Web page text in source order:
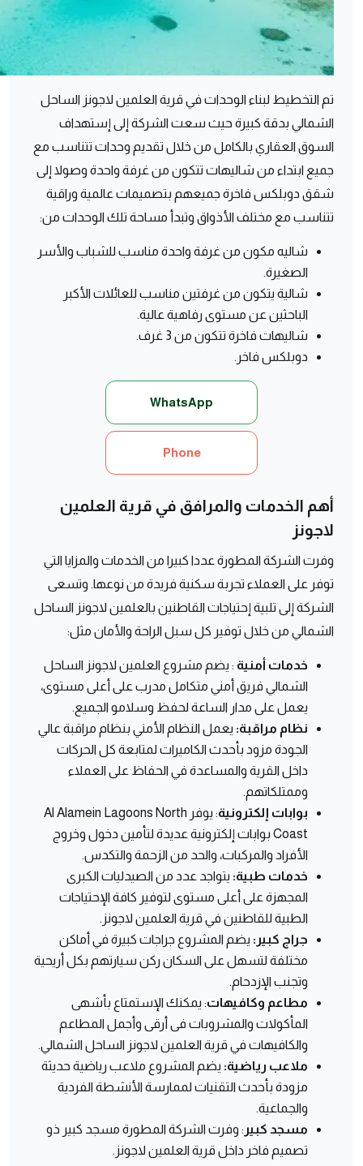
تم التخطيط لبناء الوحدات في قرية العلمين لاجونز الساحل
الشمالي بدقة كبيرة حيث سعت الشركة إلى إستهداف
السوق العقاري بالكامل من خلال تقديم وحدات تتناسب مع
جميع ابتداء من شاليهات تتكون من غرفة واحدة وصولا إلى
شقق دوبلكس فاخرة جميعهم بتصميمات عالمية وراقية
تتناسب مع مختلف الأذواق وتبدأ مساحة تلك الوحدات من:
شاليه مكون من غرفة واحدة مناسب للشباب والأسر
الصغيرة.
شالية يتكون من غرفتين مناسب للعائلات الأكبر
الباحثين عن مستوى رفاهية عالية.
شاليهات فاخرة تتكون من 3 غرف.
دوبلكس فاخر.
WhatsApp
Phone
أهم الخدمات والمرافق في قرية العلمين
لاجونز
وفرت الشركة المطورة عددا كبيرا من الخدمات والمزايا التي
توفر على العملاء تجربة سكنية فريدة من نوعها. وتسعى
الشركة إلى تلبية إحتياجات القاطنين بالعلمين لاجونز الساحل
الشمالي من خلال توفير كل سبل الراحة والأمان مثل:
خدمات أمنية : يضم مشروع العلمين لاجونز الساحل
الشمالي فريق أمني متكامل مدرب على أعلى مستوى،
يعمل على مدار الساعة لحفظ وسلامو الجميع.
نظام مراقبة: يعمل النظام الأمني بنظام مراقبة عالي
الجودة مزود بأحدث الكاميرات لمتابعة كل الحركات
داخل القرية والمساعدة في الحفاظ على العملاء
وممتلكاتهم.
بوابات إلكترونية
: يوفر Al Alamein Lagoons North
Coast بوابات إلكترونية عديدة لتأمين دخول وخروج
الأفراد والمركبات، والحد من الزحمة والتكدس.
خدمات طبية: يتواجد عدد من الصيدليات الكبرى
المجهزة على أعلى مستوى لتوفير كافة الإحتياجات
الطبية للقاطنين في قرية العلمين لاجونز.
جراج كبير: يضم المشروع جراجات كبيرة في أماكن
مختلفة لتسهل على السكان ركن سيارتهم بكل أريحية
وتجنب الإزدحام.
مطاعم وكافيهات: يمكنك الإستمتاع بأشهى
المأكولات والمشروبات فى أرقى وأجمل المطاعم
والكافيهات في قرية العلمين لاجونز الساحل الشمالي.
ملاعب رياضية: يضم المشروع ملاعب رياضية حديثة
مزودة بأحدث التقنيات لممارسة الأنشطة الفردية
والجماعية.
مسجد كبير : وفرت الشركة المطورة مسجد كبير ذو
تصميم فاخر داخل قرية العلمين لاجونز.